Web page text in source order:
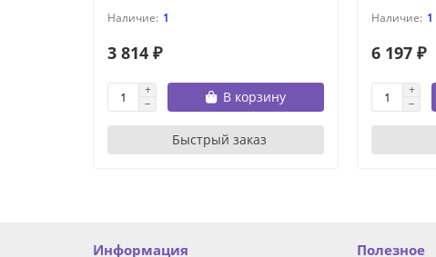
1
3 814 ₽
В корзину
Быстрый заказ
1
6 197 ₽
Информация Полезное